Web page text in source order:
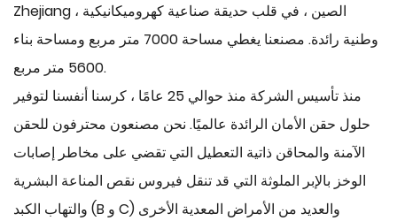
Zhejiang ، الصين ، في قلب حديقة صناعية كهروميكانيكية
وطنية رائدة. مصنعنا يغطي مساحة 7000 متر مربع ومساحة بناء
5600 متر مربع.
منذ تأسيس الشركة منذ حوالي 25 عامًا ، كرسنا أنفسنا لتوفير
حلول حقن الأمان الرائدة عالميًا. نحن مصنعون محترفون للحقن
الآمنة والمحاقن ذاتية التعطيل التي تقضي على مخاطر إصابات
الوخز بالإبر الملوثة التي قد تنقل فيروس نقص المناعة البشرية
والتهاب الكبد (B و C) والعديد من الأمراض المعدية الأخرى